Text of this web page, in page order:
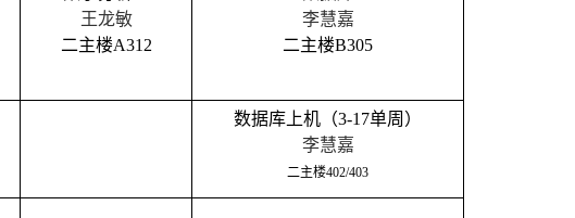
王龙敏
二主楼A312
李慧嘉
二主楼B305
数据库上机（3-17单周）
李慧嘉
二主楼402/403